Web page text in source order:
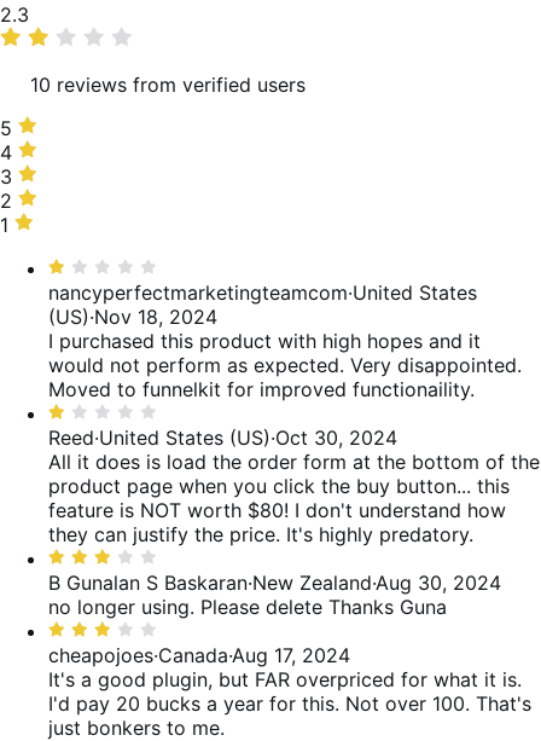
Classificação
média
2.3
10 reviews from verified users
5
estrelas,
20%
de
avaliações
5
4
estrelas,
0%
de
4
3
estrelas,
20%
avaliações
3
2
estrelas,
avaliações
2
1
50%
avaliações
1
Classificado
com
1
de
5
nancyperfectmarketingteamcom·United States
(US)·Nov 18, 2024
I purchased this product with high hopes and it
would not perform as expected. Very disappointed.
Moved to funnelkit for improved functionaility.
Classificado
com
1
de
5
Reed·United States (US)·Oct 30, 2024
All it does is load the order form at the bottom of the
product page when you click the buy button... this
feature is NOT worth $80! I don't understand how
they can justify the price. It's highly predatory.
Classificado
com
3
de
5
B Gunalan S Baskaran·New Zealand·Aug 30, 2024
no longer using. Please delete Thanks Guna
Classificado
com
3
de
5
cheapojoes·Canada·Aug 17, 2024
It's a good plugin, but FAR overpriced for what it is.
I'd pay 20 bucks a year for this. Not over 100. That's
just bonkers to me.